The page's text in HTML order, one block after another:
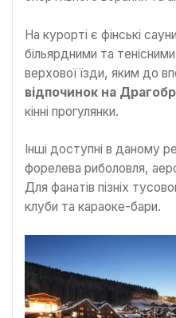
На курорті є фінські
більярдними та
верхової їзди, яким до
відпочинок на
кінні прогулянки.
Інші доступні в даному
форелева риболовля,
Для фанатів пізніх
клуби та караоке-бари.